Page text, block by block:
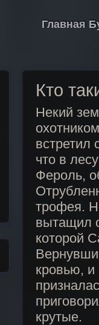
Главная
Кто
Некий
встретил
что в
Фероль,
трофея.
вытащил
которой
кровью,
крутые.